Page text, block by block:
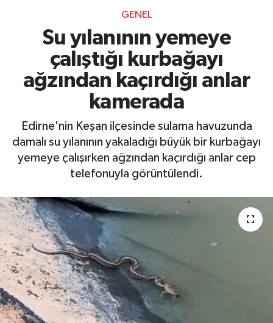
GENEL
Su yılanının yemeye
çalıştığı kurbağayı
ağzından kaçırdığı anlar
kamerada
Edirne'nin Keşan ilçesinde sulama havuzunda
damalı su yılanının yakaladığı büyük bir kurbağayı
yemeye çalışırken ağzından kaçırdığı anlar cep
telefonuyla görüntülendi.